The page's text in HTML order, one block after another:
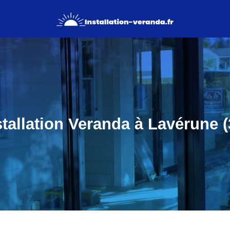
Veranda à Lavérune